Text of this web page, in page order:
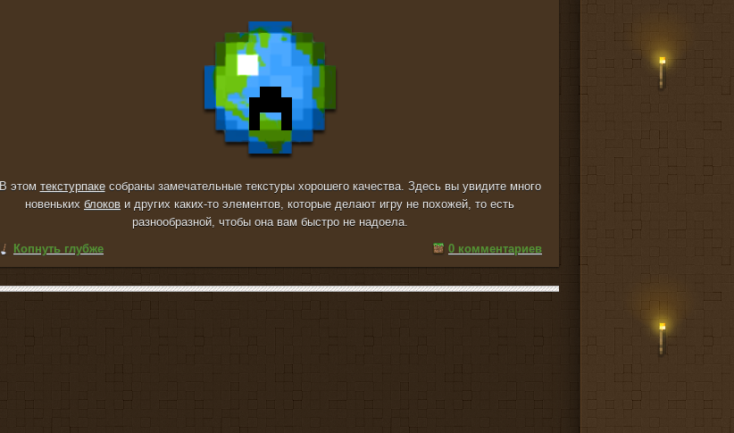
В этом текстурпакесобраны замечательные текстуры хорошего качества. Здесь вы увидите много
новеньких блоков и других каких-то элементов, которые делают игру не похожей, то есть
разнообразной, чтобы она вам быстро не надоела.
Копнуть глубже
0 комментариев